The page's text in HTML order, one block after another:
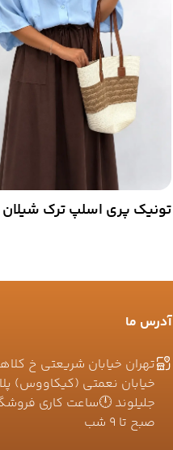
تونیک پری اسلپ ترک شیلان
آدرس ما
تهران خیابان شریعتی خ
صبح تا ۹ شب